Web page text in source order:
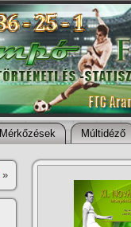
Mérkőzések Múltidéző
»